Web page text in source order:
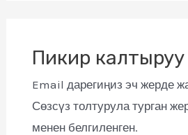
Пикир калтыруу
Email дарегиңиз эч жерде
Сөзсүз толтурула турган
менен белгиленген.